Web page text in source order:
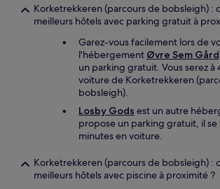
Korketrekkeren (parcours de bobsleigh) :
meilleurs hôtels avec parking gratuit à
Garez-vous facilement lors de
l'hébergement Øvre Sem Gård
un parking gratuit. Vous serez à
voiture de Korketrekkeren
bobsleigh).
Losby Gods est un autre
propose un parking gratuit, il se
minutes en voiture.
Korketrekkeren (parcours de bobsleigh) :
meilleurs hôtels avec piscine à proximité ?